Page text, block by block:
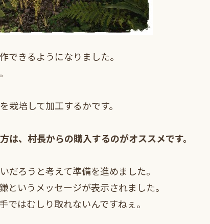
できるようになりました。
栽培して加工するかです。
、村長からの購入するのがオススメです。
ろうと考えて準備を進めました。
いうメッセージが表示されました。
はむしり取れないんですねぇ。